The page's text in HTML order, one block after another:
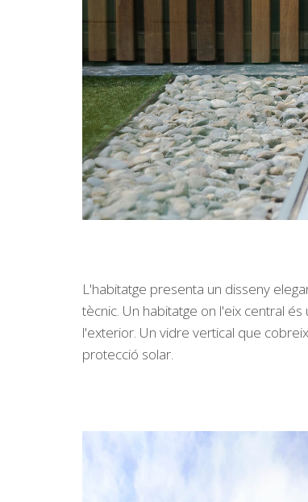
L'habitatge presenta un disseny
tècnic. Un habitatge on l'eix central
l'exterior. Un vidre vertical que
protecció solar.